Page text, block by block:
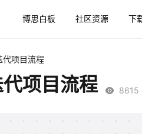
博思白板 社区资源 下
代项目流程
项目流程 8615